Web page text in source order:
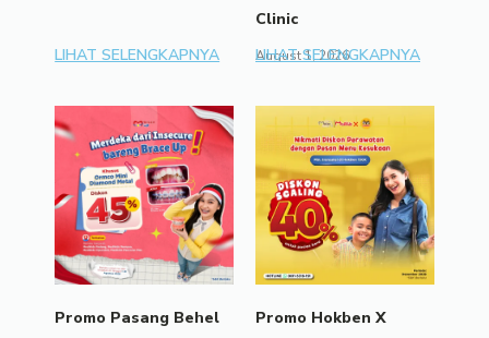
LIHAT SELENGKAPNYA
Clinic
August 1, 2026
LIHAT SELENGKAPNYA
Promo Pasang Behel
Promo Hokben X